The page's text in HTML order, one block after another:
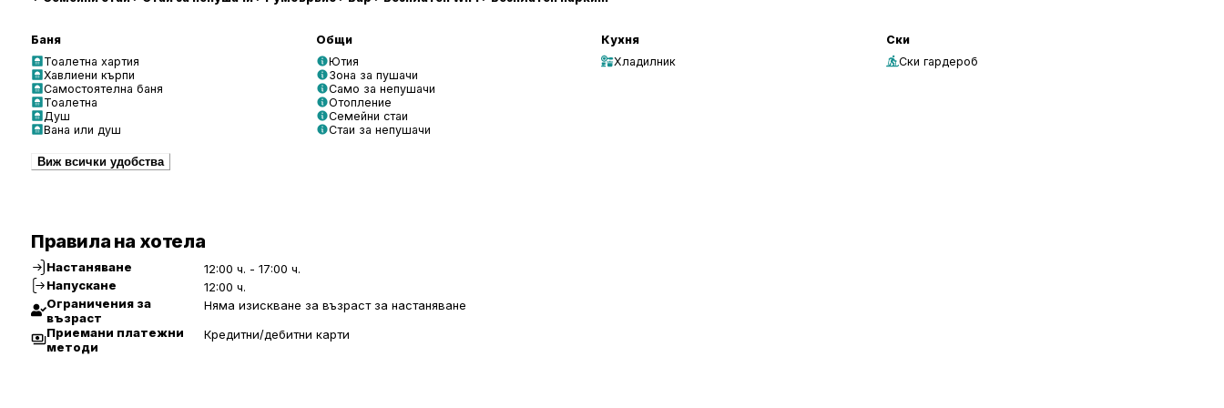
Баня
Тоалетна хартия
Хавлиени кърпи
Самостоятелна баня
Тоалетна
Душ
Вана или душ
Общи
Ютия
Зона за пушачи
Само за непушачи
Отопление
Семейни стаи
Стаи за непушачи
Кухня
Хладилник
Ски
Ски гардероб
Виж всички удобства
Правила на хотела
Настаняване
12:00 ч. - 17:00 ч.
Напускане
12:00 ч.
Ограничения за
възраст
Няма изискване за възраст за настаняване
Приемани платежни
методи
Кредитни/дебитни карти